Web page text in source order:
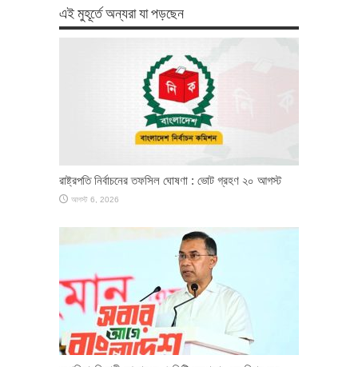
এই মুহূর্তে অন্যরা যা পড়ছেন
রাষ্ট্রপতি নির্বাচনের তফসিল ঘোষণা : ভোট গ্রহণ ২০ আগস্ট
আগস্ট 6, 2026